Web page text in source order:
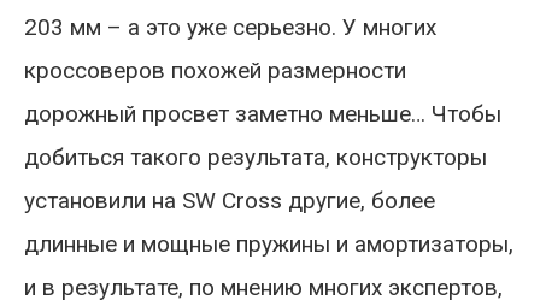
203 мм – а это уже серьезно. У многих
кроссоверов похожей размерности
дорожный просвет заметно меньше… Чтобы
добиться такого результата, конструкторы
установили на SW Cross другие, более
длинные и мощные пружины и амортизаторы,
и в результате, по мнению многих экспертов,